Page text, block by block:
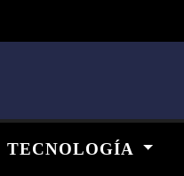
TECNOLOGÍA